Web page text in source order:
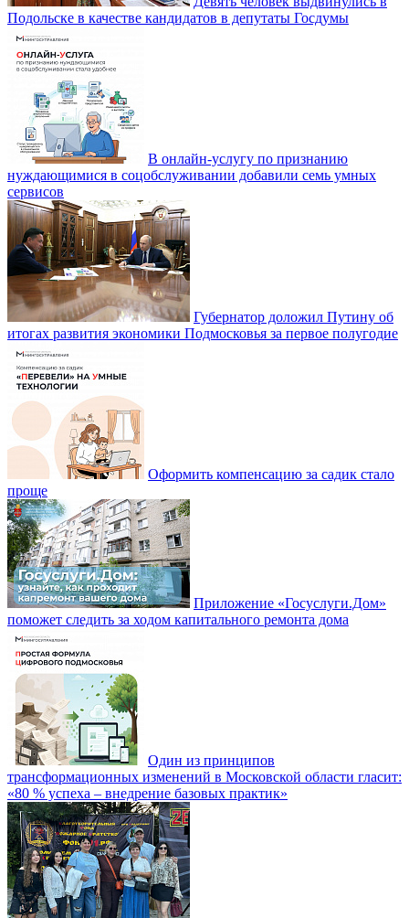
Подольске в качестве кандидатов в депутаты Госдумы
В онлайн-услугу по признанию
нуждающимися в соцобслуживании добавили семь умных
сервисов
Губернатор доложил Путину об
итогах развития экономики Подмосковья за первое полугодие
Оформить компенсацию за садик стало
проще
Приложение «Госуслуги.Дом»
поможет следить за ходом капитального ремонта дома
Один из принципов
трансформационных изменений в Московской области гласит:
«80 % успеха – внедрение базовых практик»